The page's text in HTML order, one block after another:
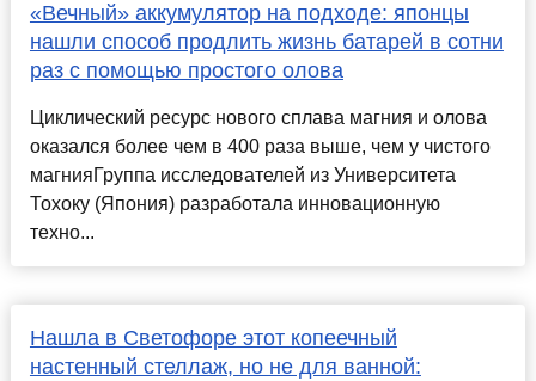
«Вечный» аккумулятор на подходе: японцы
нашли способ продлить жизнь батарей в сотни
раз с помощью простого олова
Циклический ресурс нового сплава магния и олова
оказался более чем в 400 раза выше, чем у чистого
магнияГруппа исследователей из Университета
Тохоку (Япония) разработала инновационную
техно...
Нашла в Светофоре этот копеечный
настенный стеллаж, но не для ванной: